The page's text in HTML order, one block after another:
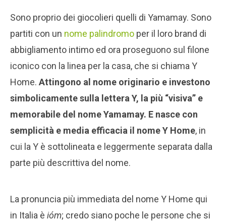
Sono proprio dei giocolieri quelli di Yamamay. Sono
partiti con un nome palindromo per il loro brand di
abbigliamento intimo ed ora proseguono sul filone
iconico con la linea per la casa, che si chiama Y
Home. Attingono al nome originario e investono
simbolicamente sulla lettera Y, la più “visiva” e
memorabile del nome Yamamay. E nasce con
semplicità e media efficacia il nome Y Home, in
cui la Y è sottolineata e leggermente separata dalla
parte più descrittiva del nome.
La pronuncia più immediata del nome Y Home qui
in Italia è ióm; credo siano poche le persone che si